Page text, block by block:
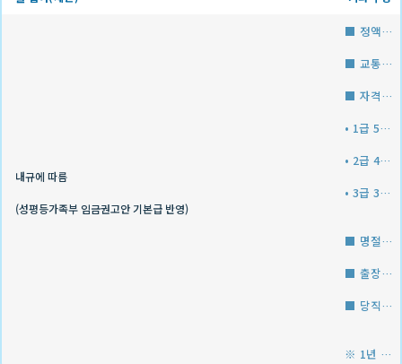
내규에 따름
(성평등가족부 임금권고안 기본급 반영)
■ 정액급식비 : 140,000원/월
■ 교통보조비 : 20,000원/월
■ 자격수당 (청소년지도사 소지자)
• 1급 50,000원
• 2급 40,000원
• 3급 30,000원
■ 명절수당 : 기본급 120%
■ 출장비·교육비 지급
■ 당직근무 시 정액수당 지급
※ 1년 이상 근무자에 한해 퇴직금 지급